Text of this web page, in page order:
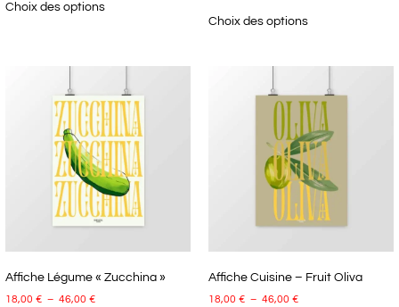
Choix des options
Choix des options
Affiche Légume « Zucchina »
18,00 € – 46,00 €
Affiche Cuisine – Fruit Oliva
18,00 € – 46,00 €